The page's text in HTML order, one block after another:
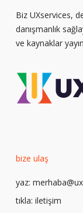
Biz UXservices,
danışmanlık
ve kaynaklar
bize ulaş
yaz:
tıkla: iletişim